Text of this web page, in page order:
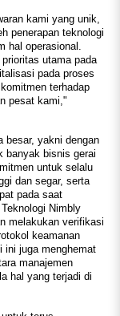
kami yang unik,
penerapan teknologi
hal operasional.
utama pada
pada proses
terhadap
pesat kami,"
besar, yakni dengan
banyak bisnis gerai
untuk selalu
dan segar, serta
pada saat
Nimbly
melakukan verifikasi
keamanan
ini juga menghemat
manajemen
hal yang terjadi di